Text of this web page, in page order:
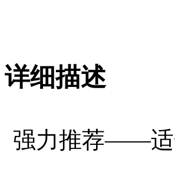
详细描述
强力推荐——适